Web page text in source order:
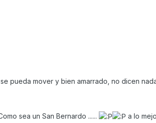
pueda mover y bien amarrado, no dicen
sea un San Bernardo ......
a lo